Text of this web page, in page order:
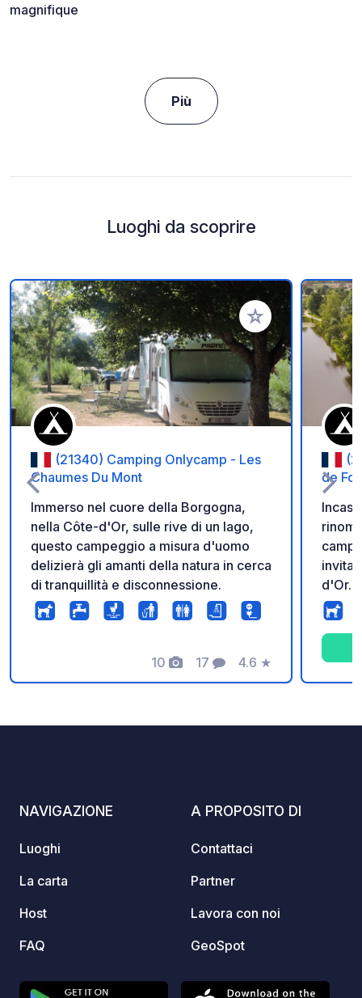
magnifique
Più
Luoghi da scoprire
Aggiungi ai tuoi
(21340) Camping Onlycamp - Les
Chaumes Du Mont
Immerso nel cuore della Borgogna,
nella Côte-d'Or, sulle rive di un lago,
questo campeggio a misura d'uomo
delizierà gli amanti della natura in cerca
di tranquillità e disconnessione.
10
Foto
17
Commenti
4.6
Valutazione
★
de
invita
d'Or.
NAVIGAZIONE
Luoghi
La carta
Host
FAQ
A PROPOSITO DI
Contattaci
Partner
Lavora con noi
GeoSpot